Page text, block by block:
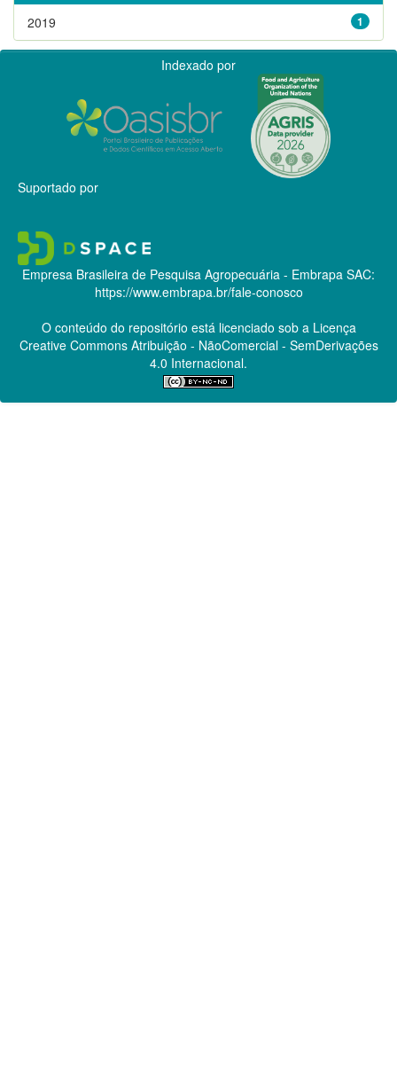
1
2019
Indexado por
Suportado por
Empresa Brasileira de Pesquisa Agropecuária - Embrapa SAC:
https://www.embrapa.br/fale-conosco
O conteúdo do repositório está licenciado sob a Licença
Creative CommonsAtribuição - NãoComercial - SemDerivações
4.0 Internacional.